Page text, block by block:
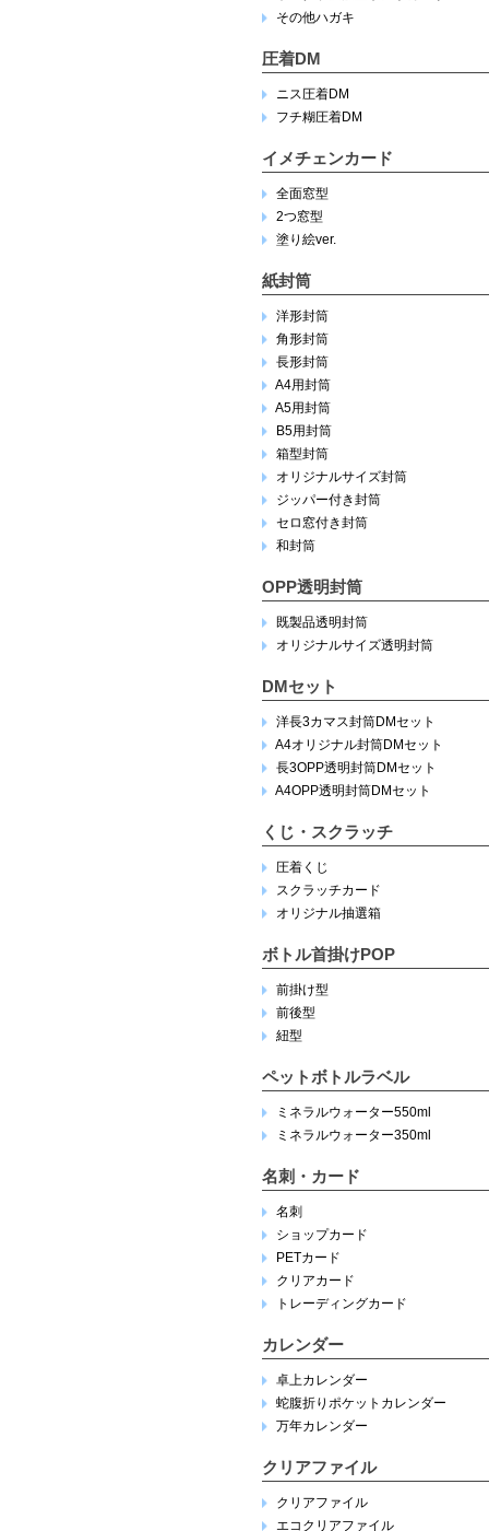
その他ハガキ
圧着DM
ニス圧着DM
フチ糊圧着DM
イメチェンカード
全面窓型
2つ窓型
塗り絵ver.
紙封筒
洋形封筒
角形封筒
長形封筒
A4用封筒
A5用封筒
B5用封筒
箱型封筒
オリジナルサイズ封筒
ジッパー付き封筒
セロ窓付き封筒
和封筒
OPP透明封筒
既製品透明封筒
オリジナルサイズ透明封筒
DMセット
洋長3カマス封筒DMセット
A4オリジナル封筒DMセット
長3OPP透明封筒DMセット
A4OPP透明封筒DMセット
くじ・スクラッチ
圧着くじ
スクラッチカード
オリジナル抽選箱
ボトル首掛けPOP
前掛け型
前後型
紐型
ペットボトルラベル
ミネラルウォーター550ml
ミネラルウォーター350ml
名刺・カード
名刺
ショップカード
PETカード
クリアカード
トレーディングカード
カレンダー
卓上カレンダー
蛇腹折りポケットカレンダー
万年カレンダー
クリアファイル
クリアファイル
エコクリアファイル